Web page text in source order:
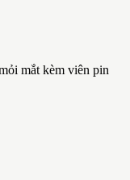
mắt kèm viên pin